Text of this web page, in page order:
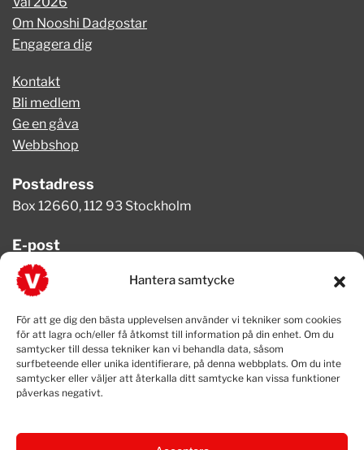
Hantera samtycke
För att ge dig den bästa upplevelsen använder vi tekniker som cookies
för att lagra och/eller få åtkomst till information på din enhet. Om du
samtycker till dessa tekniker kan vi behandla data, såsom
surfbeteende eller unika identifierare, på denna webbplats. Om du inte
samtycker eller väljer att återkalla ditt samtycke kan vissa funktioner
påverkas negativt.
Om Nooshi Dadgostar
Engagera dig
Kontakt
Bli medlem
Ge en gåva
Webbshop
Postadress
Box 12660, 112 93 Stockholm
E-post
info@vansterpartiet.se
08-654 08 20